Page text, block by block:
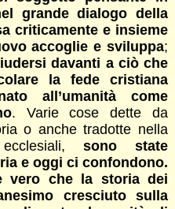
grande dialogo della
criticamente e insieme
accoglie e sviluppa;
davanti a ciò che
la fede cristiana
all’umanità come
. Varie cose dette da
o anche tradotte nella
sono state
e oggi ci confondono.
vero che la storia dei
cresciuto sulla